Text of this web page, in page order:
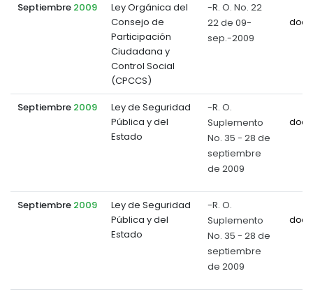
Septiembre 2009
Ley Orgánica del
Consejo de
Participación
Ciudadana y
Control Social
(CPCCS)
-R. O. No. 22
22 de 09-
sep.-2009
Septiembre 2009
Ley de Seguridad
Pública y del
Estado
-R. O.
Suplemento
No. 35 - 28 de
septiembre
de 2009
Septiembre 2009
Ley de Seguridad
Pública y del
Estado
-R. O.
Suplemento
No. 35 - 28 de
septiembre
de 2009